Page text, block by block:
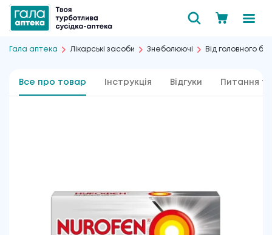
Гала аптека Лікарські засоби Знеболюючі Від головного
Все про товар Інструкція Відгуки Питання та